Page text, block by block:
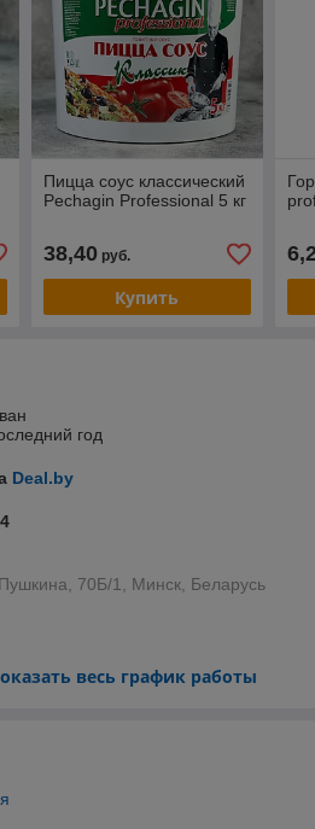
Пицца соус классический
Pechagin Professional 5 кг
38,40руб.
Купить
год
Deal.by
70Б/1, Минск, Беларусь
весь график работы